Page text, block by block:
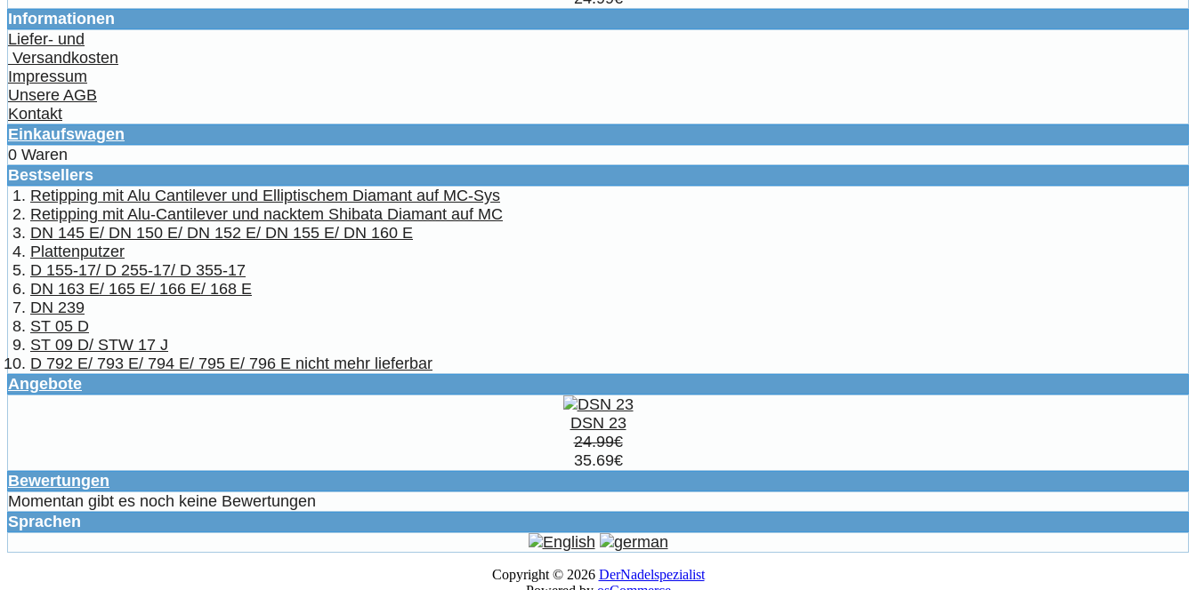
Informationen
Liefer- und
Versandkosten
Impressum
Unsere AGB
Kontakt
Einkaufswagen
0 Waren
Bestsellers
Retipping mit Alu Cantilever und Elliptischem Diamant auf MC-Sys
Retipping mit Alu-Cantilever und nacktem Shibata Diamant auf MC
DN 145 E/ DN 150 E/ DN 152 E/ DN 155 E/ DN 160 E
Plattenputzer
D 155-17/ D 255-17/ D 355-17
DN 163 E/ 165 E/ 166 E/ 168 E
DN 239
ST 05 D
ST 09 D/ STW 17 J
D 792 E/ 793 E/ 794 E/ 795 E/ 796 E nicht mehr lieferbar
Angebote
DSN 23
24.99€
35.69€
Bewertungen
Momentan gibt es noch keine Bewertungen
Sprachen
Copyright © 2026 DerNadelspezialist